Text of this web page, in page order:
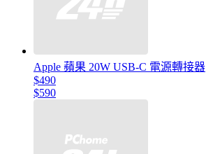
Apple 蘋果 20W USB-C 電源轉接器
$490
$590